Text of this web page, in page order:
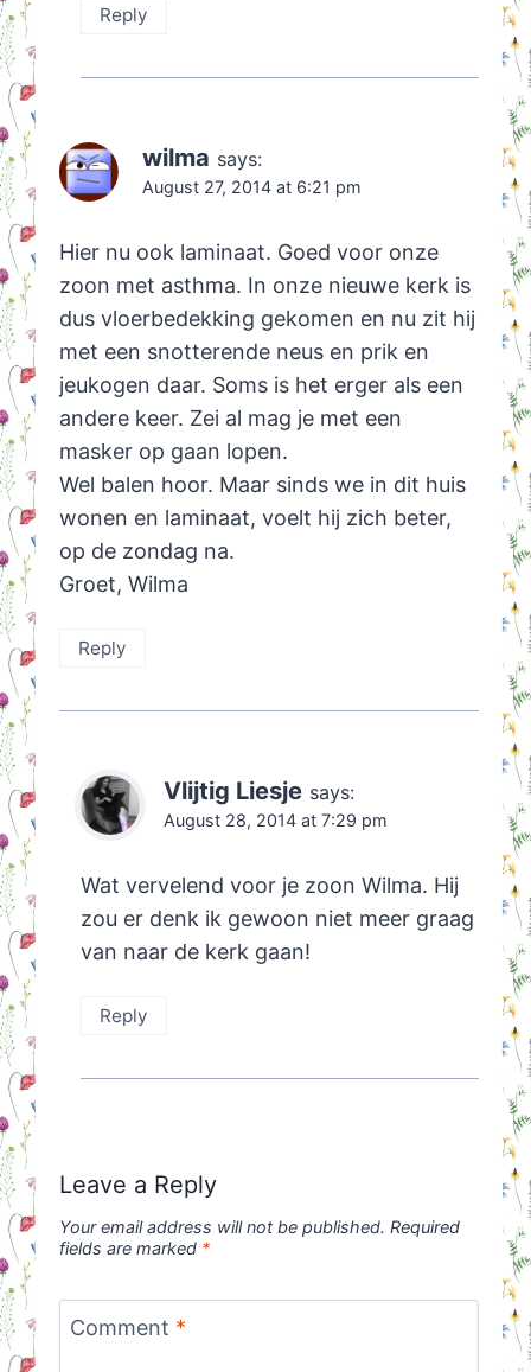
Reply
wilma says:
August 27, 2014 at 6:21 pm
Hier nu ook laminaat. Goed voor onze
zoon met asthma. In onze nieuwe kerk is
dus vloerbedekking gekomen en nu zit hij
met een snotterende neus en prik en
jeukogen daar. Soms is het erger als een
andere keer. Zei al mag je met een
masker op gaan lopen.
Wel balen hoor. Maar sinds we in dit huis
wonen en laminaat, voelt hij zich beter,
op de zondag na.
Groet, Wilma
Reply
Vlijtig Liesje says:
August 28, 2014 at 7:29 pm
Wat vervelend voor je zoon Wilma. Hij
zou er denk ik gewoon niet meer graag
van naar de kerk gaan!
Reply
Leave a Reply
Your email address will not be published. Required
fields are marked *
Comment *